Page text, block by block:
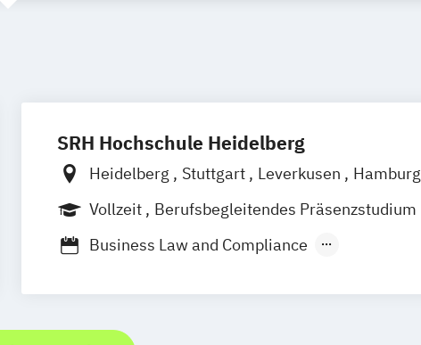
SRH Hochschule Heidelberg
Heidelberg Stuttgart Leverkusen
Hamburg
Vollzeit
Berufsbegleitendes Präsenzstudium
Duales Studium
Business Law and Compliance
Wirtschaftsrecht